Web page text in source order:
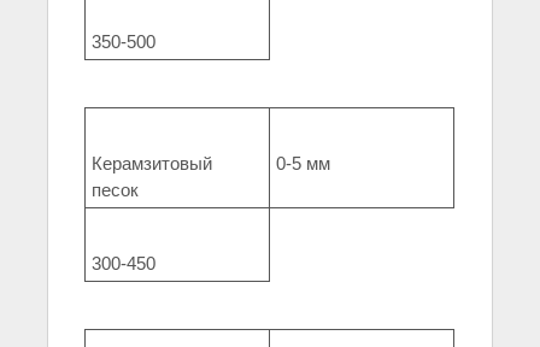
350-500
Керамзитовый
песок
0-5 мм
300-450